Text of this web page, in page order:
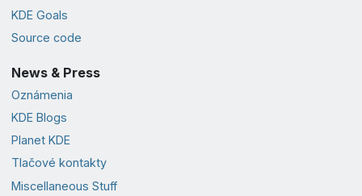
KDE Goals
Source code
News & Press
Oznámenia
KDE Blogs
Planet KDE
Tlačové kontakty
Miscellaneous Stuff